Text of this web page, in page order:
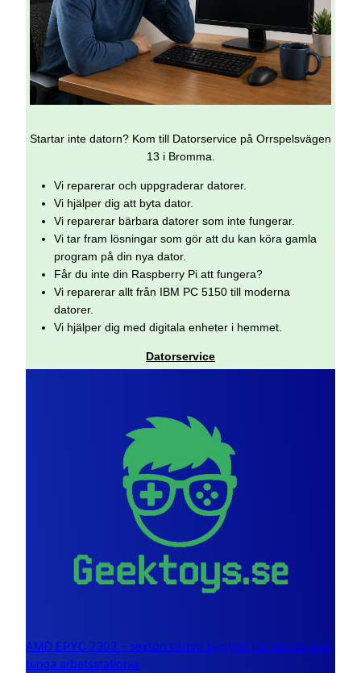
Startar inte datorn? Kom till Datorservice på Orrspelsvägen
13 i Bromma.
Vi reparerar och uppgraderar datorer.
Vi hjälper dig att byta dator.
Vi reparerar bärbara datorer som inte fungerar.
Vi tar fram lösningar som gör att du kan köra gamla
program på din nya dator.
Får du inte din Raspberry Pi att fungera?
Vi reparerar allt från IBM PC 5150 till moderna
datorer.
Vi hjälper dig med digitala enheter i hemmet.
Datorservice
AMD EPYC 7302 – sexton kärnor byggda för servrar och
tunga arbetsstationer